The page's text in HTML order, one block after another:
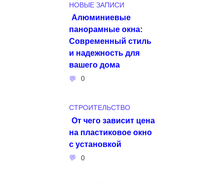
НОВЫЕ ЗАПИСИ
Алюминиевые
панорамные окна:
Современный стиль
и надежность для
вашего дома
0
СТРОИТЕЛЬСТВО
От чего зависит цена
на пластиковое окно
с установкой
0